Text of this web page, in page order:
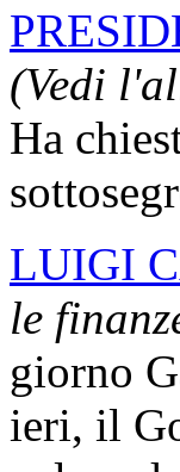
(Vedi
Ha
LUIGI
le
giorno
ieri, il